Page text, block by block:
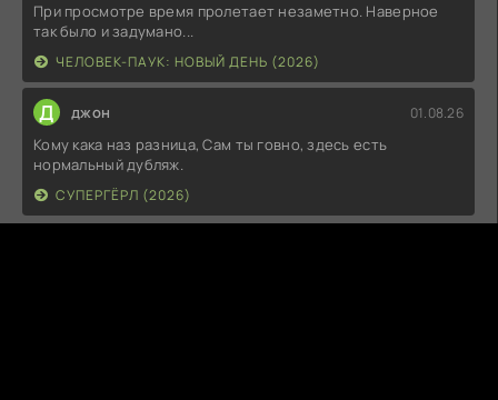
При просмотре время пролетает незаметно. Наверное
так было и задумано...
ЧЕЛОВЕК-ПАУК: НОВЫЙ ДЕНЬ (2026)
Д джон 01.08.26
Кому кака наз разница, Сам ты говно, здесь есть
нормальный дубляж.
СУПЕРГЁРЛ (2026)